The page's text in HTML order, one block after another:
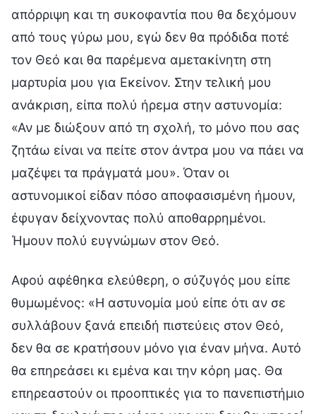
απόρριψη και τη συκοφαντία που θα δεχόμουν
από τους γύρω μου, εγώ δεν θα πρόδιδα ποτέ
τον Θεό και θα παρέμενα αμετακίνητη στη
μαρτυρία μου για Εκείνον. Στην τελική μου
ανάκριση, είπα πολύ ήρεμα στην αστυνομία:
«Αν με διώξουν από τη σχολή, το μόνο που σας
ζητάω είναι να πείτε στον άντρα μου να πάει να
μαζέψει τα πράγματά μου». Όταν οι
αστυνομικοί είδαν πόσο αποφασισμένη ήμουν,
έφυγαν δείχνοντας πολύ αποθαρρημένοι.
Ήμουν πολύ ευγνώμων στον Θεό.
Αφού αφέθηκα ελεύθερη, ο σύζυγός μου είπε
θυμωμένος: «Η αστυνομία μού είπε ότι αν σε
συλλάβουν ξανά επειδή πιστεύεις στον Θεό,
δεν θα σε κρατήσουν μόνο για έναν μήνα. Αυτό
θα επηρεάσει κι εμένα και την κόρη μας. Θα
επηρεαστούν οι προοπτικές για το πανεπιστήμιο